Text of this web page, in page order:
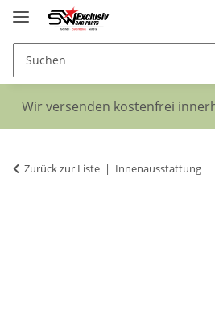
Wir versenden kostenfrei
Zurück zur Liste Innenausstattung